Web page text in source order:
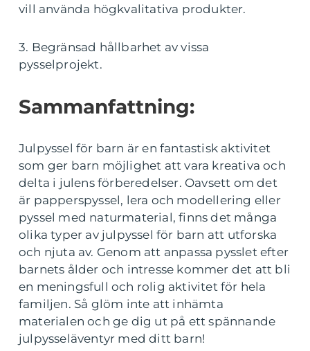
vill använda högkvalitativa produkter.
3. Begränsad hållbarhet av vissa
pysselprojekt.
Sammanfattning:
Julpyssel för barn är en fantastisk aktivitet
som ger barn möjlighet att vara kreativa och
delta i julens förberedelser. Oavsett om det
är papperspyssel, lera och modellering eller
pyssel med naturmaterial, finns det många
olika typer av julpyssel för barn att utforska
och njuta av. Genom att anpassa pysslet efter
barnets ålder och intresse kommer det att bli
en meningsfull och rolig aktivitet för hela
familjen. Så glöm inte att inhämta
materialen och ge dig ut på ett spännande
julpysseläventyr med ditt barn!